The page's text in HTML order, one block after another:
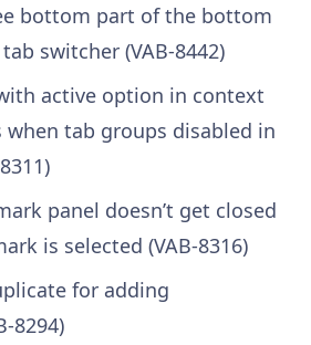
bottom part of the bottom
switcher (VAB-8442)
active option in context
when tab groups disabled in
panel doesn’t get closed
is selected (VAB-8316)
for adding
8294)